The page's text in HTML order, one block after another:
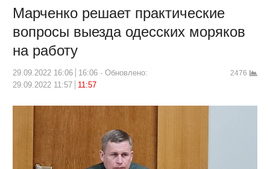
Марченко решает практические
вопросы выезда одесских моряков
на работу
29.09.2022 16:06 16:06
Обновлено:
29.09.2022 11:57
11:57
2476